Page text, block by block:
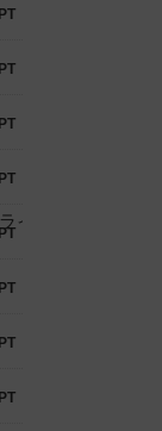
PT
PT
PT
PT
PT
PT
PT
PT